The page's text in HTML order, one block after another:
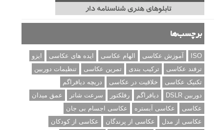
برچسب‌ها
ISO آموزش عکاسی الهام عکاسی ایده های عکاسی
ایزو
ترفند عکاسی
ترکیب بندی تمرین عکاسی
تنظیمات دوربین
تکنیک عکاسی
خلاقیت در عکاسی
دریچه دیافراگم
دوربین DSLR
دیافراگم رفلکتور سرعت شاتر
عمق میدان
عکاسی
عکاسی آبستره
عکاسی اجسام بی جان
عکاسی از مدل
عکاسی از پرندگان
عکاسی از کودکان